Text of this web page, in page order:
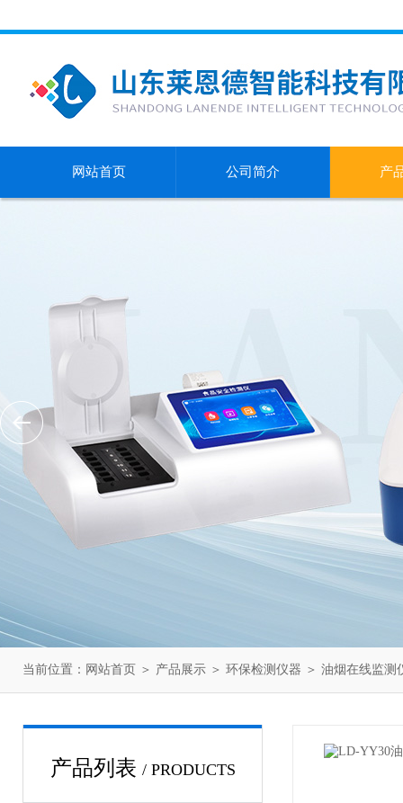
网站首页 公司简介 产
当前位置： 网站首页 ＞ 产品展示 ＞ 环保检测仪器 ＞ 油烟在线监测
产品列表 / PRODUCTS